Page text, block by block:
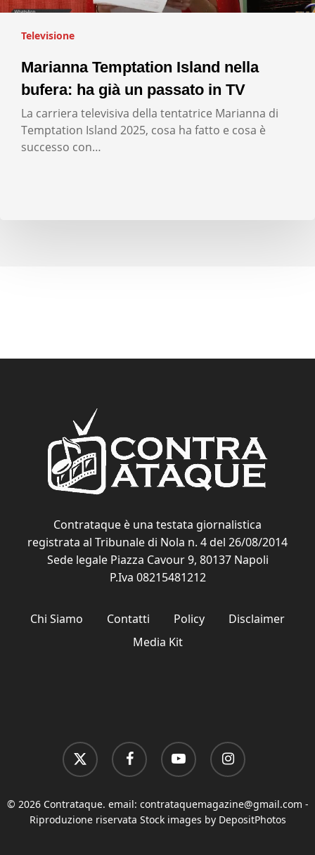
Televisione
Marianna Temptation Island nella
bufera: ha già un passato in TV
La carriera televisiva della tentatrice Marianna di
Temptation Island 2025, cosa ha fatto e cosa è
successo con…
Contrataque è una testata giornalistica
registrata al Tribunale di Nola n. 4 del 26/08/2014
Sede legale Piazza Cavour 9, 80137 Napoli
P.Iva 08215481212
Chi Siamo Contatti Policy
Disclaimer
Media Kit
x-
twitter
facebook youtube instagram
© 2026 Contrataque. email: contrataquemagazine@gmail.com -
Riproduzione riservata Stock images by DepositPhotos